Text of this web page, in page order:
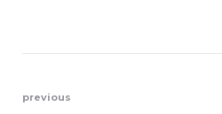
previous